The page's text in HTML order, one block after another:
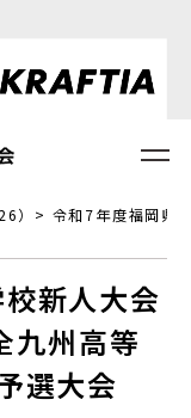
） 令和7年度福岡県
新人大会
九州高等
選大会